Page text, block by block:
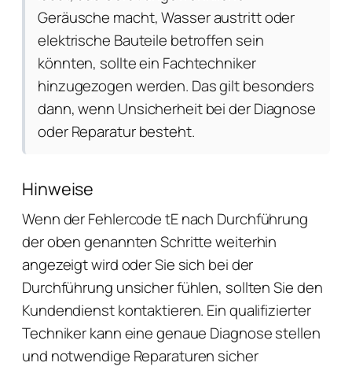
Geräusche macht, Wasser austritt oder
elektrische Bauteile betroffen sein
könnten, sollte ein Fachtechniker
hinzugezogen werden. Das gilt besonders
dann, wenn Unsicherheit bei der Diagnose
oder Reparatur besteht.
Hinweise
Wenn der Fehlercode tE nach Durchführung
der oben genannten Schritte weiterhin
angezeigt wird oder Sie sich bei der
Durchführung unsicher fühlen, sollten Sie den
Kundendienst kontaktieren. Ein qualifizierter
Techniker kann eine genaue Diagnose stellen
und notwendige Reparaturen sicher